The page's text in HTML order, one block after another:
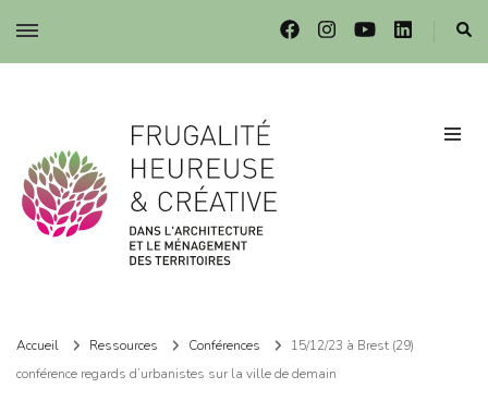
Frugalité dans l'architecture et le ménagement des territoires
Accueil Ressources Conférences
15/12/23 à Brest (29)
conférence regards d’urbanistes sur la ville de demain